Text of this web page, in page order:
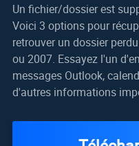
Un fichier/dossier est
Voici 3 options pour
retrouver un dossier
ou 2007. Essayez l'un
messages Outlook,
d'autres informations